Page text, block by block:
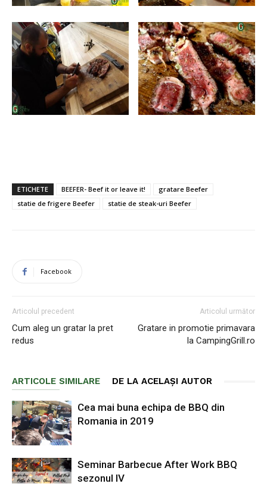
ETICHETE BEEFER- Beef it or leave it!
gratare Beefer
statie de frigere Beefer
statie de steak-uri Beefer
Facebook
Articolul precedent
Cum aleg un gratar la pret
redus
Articolul următor
Gratare in promotie primavara
la CampingGrill.ro
ARTICOLE SIMILARE DE LA ACELAȘI AUTOR
Cea mai buna echipa de BBQ din
Romania in 2019
Seminar Barbecue After Work BBQ
sezonul IV